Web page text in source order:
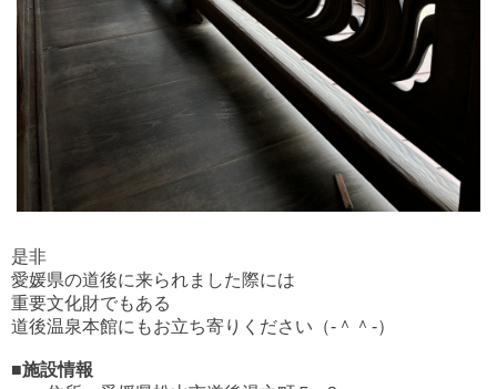
是非
愛媛県の道後に来られました際には
重要文化財でもある
道後温泉本館にもお立ち寄りください（‐＾＾‐）
■施設情報